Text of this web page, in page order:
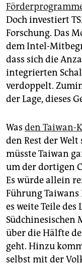
Doch investiert
Forschung. Das
dem Intel-
dass sich die
integrierten
verdoppelt.
der Lage, dieses
Was den Taiwan-
den Rest der
müsste Taiwan
um der dortigen
Es würde allein
Führung Taiwans
es weite Teile
Südchinesischen
über die Hälfte
geht. Hinzu
selbst mit der